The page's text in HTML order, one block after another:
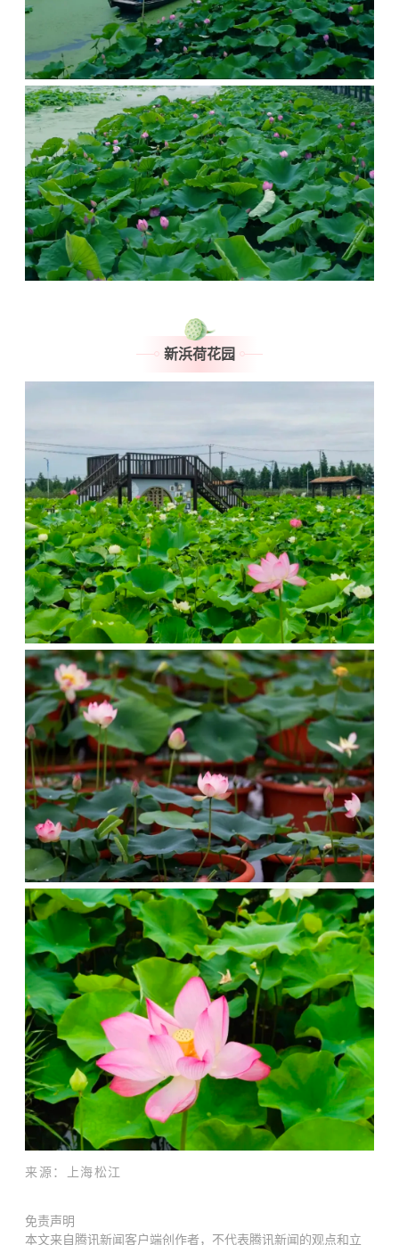
新浜荷花园
来源：上海松江
免责声明
本文来自腾讯新闻客户端创作者，不代表腾讯新闻的观点和立